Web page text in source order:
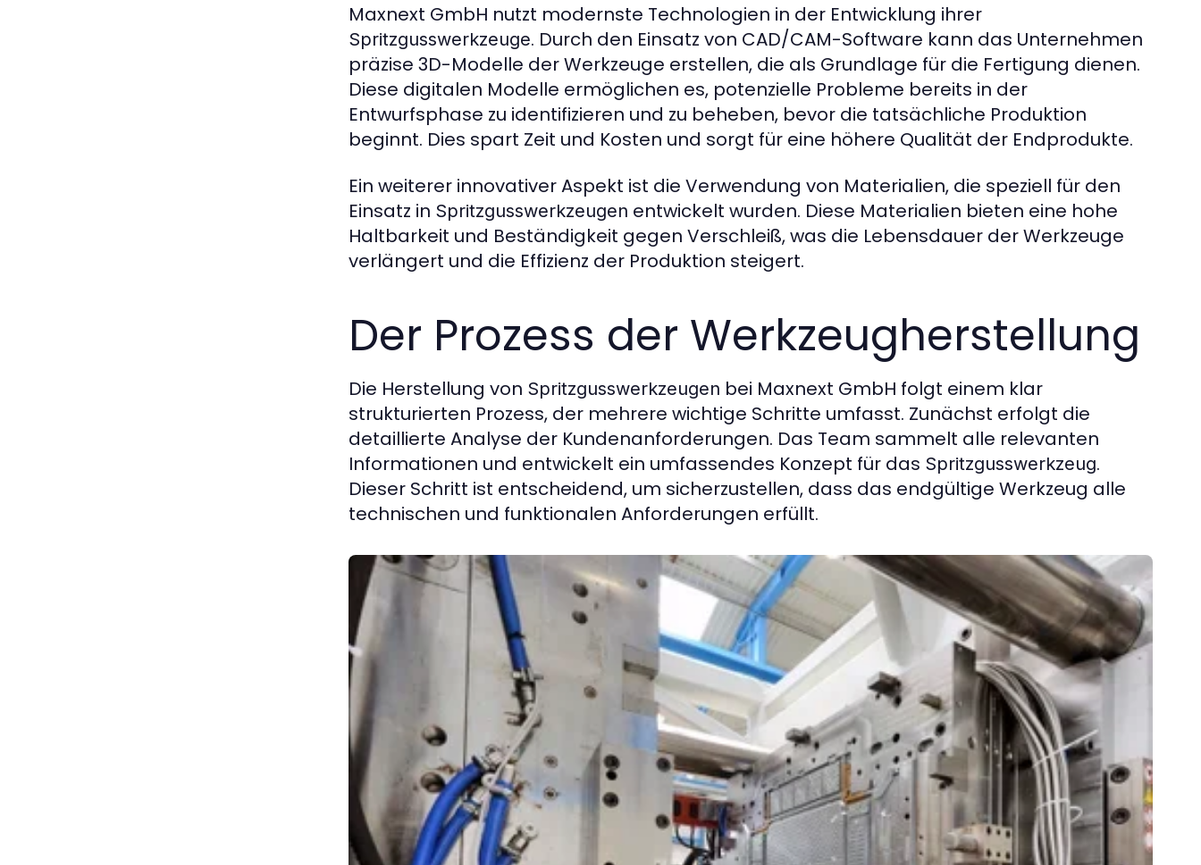
Maxnext GmbH nutzt modernste Technologien in der Entwicklung ihrer
Spritzgusswerkzeuge. Durch den Einsatz von CAD/CAM-Software kann das Unternehmen
präzise 3D-Modelle der Werkzeuge erstellen, die als Grundlage für die Fertigung dienen.
Diese digitalen Modelle ermöglichen es, potenzielle Probleme bereits in der
Entwurfsphase zu identifizieren und zu beheben, bevor die tatsächliche Produktion
beginnt. Dies spart Zeit und Kosten und sorgt für eine höhere Qualität der Endprodukte.
Ein weiterer innovativer Aspekt ist die Verwendung von Materialien, die speziell für den
Einsatz in Spritzgusswerkzeugen entwickelt wurden. Diese Materialien bieten eine hohe
Haltbarkeit und Beständigkeit gegen Verschleiß, was die Lebensdauer der Werkzeuge
verlängert und die Effizienz der Produktion steigert.
Der Prozess der Werkzeugherstellung
Die Herstellung von Spritzgusswerkzeugen bei Maxnext GmbH folgt einem klar
strukturierten Prozess, der mehrere wichtige Schritte umfasst. Zunächst erfolgt die
detaillierte Analyse der Kundenanforderungen. Das Team sammelt alle relevanten
Informationen und entwickelt ein umfassendes Konzept für das Spritzgusswerkzeug.
Dieser Schritt ist entscheidend, um sicherzustellen, dass das endgültige Werkzeug alle
technischen und funktionalen Anforderungen erfüllt.